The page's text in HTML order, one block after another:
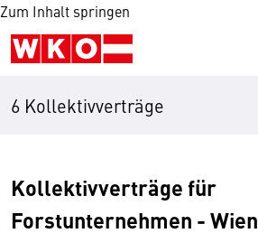
Zum Inhalt springen
6 Kollektivverträge
Kollektivverträge für
Forstunternehmen - Wien